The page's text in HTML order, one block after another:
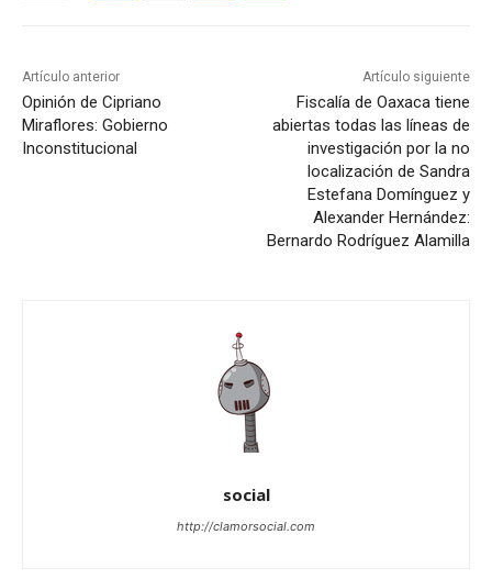
Artículo anterior
Opinión de Cipriano
Miraflores: Gobierno
Inconstitucional
Artículo siguiente
Fiscalía de Oaxaca tiene
abiertas todas las líneas de
investigación por la no
localización de Sandra
Estefana Domínguez y
Alexander Hernández:
Bernardo Rodríguez Alamilla
social
http://clamorsocial.com